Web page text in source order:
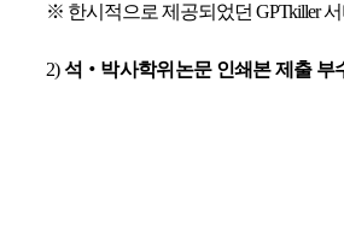
※ 한시적으로 제공되었던 GPTkiller
2)석 ‧ 박사학위논문 인쇄본 제출 부